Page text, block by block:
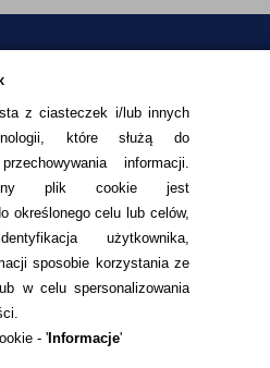
z ciasteczek i/lub innych
które służą do
informacji.
plik cookie jest
określonego celu lub celów,
użytkownika,
sposobie korzystania ze
w celu spersonalizowania
- 'Informacje'
KONTAKTOWE
ZGODY NA CIASTECZKA